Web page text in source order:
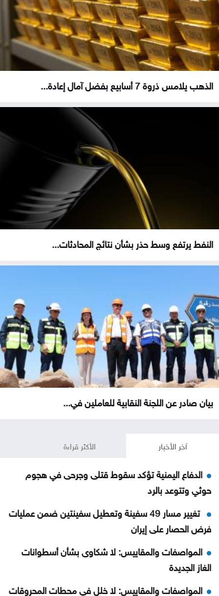
الذهب يلامس ذروة 7 أسابيع بفضل آمال إعادة...
النفط يرتفع وسط حذر بشأن نتائج المحادثات...
بيان صادر عن اللجنة النقابية للعاملين في...
آخر الأخبار الأكثر قراءة
الدفاع اليمنية تؤكد سقوط قتلى وجرحى في هجوم
حوثي وتتوعد بالرد
تغيير مسار 49 سفينة وتعطيل سفينتين ضمن عمليات
فرض الحصار على إيران
المواصفات والمقاييس: لا شكاوى بشأن أسطوانات
الغاز الجديدة
المواصفات والمقاييس: لا خلل في محطات المحروقات